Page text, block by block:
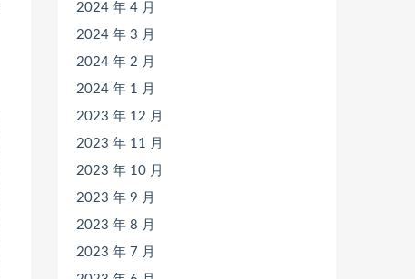
2024 年 4 月
2024 年 3 月
2024 年 2 月
2024 年 1 月
2023 年 12 月
2023 年 11 月
2023 年 10 月
2023 年 9 月
2023 年 8 月
2023 年 7 月